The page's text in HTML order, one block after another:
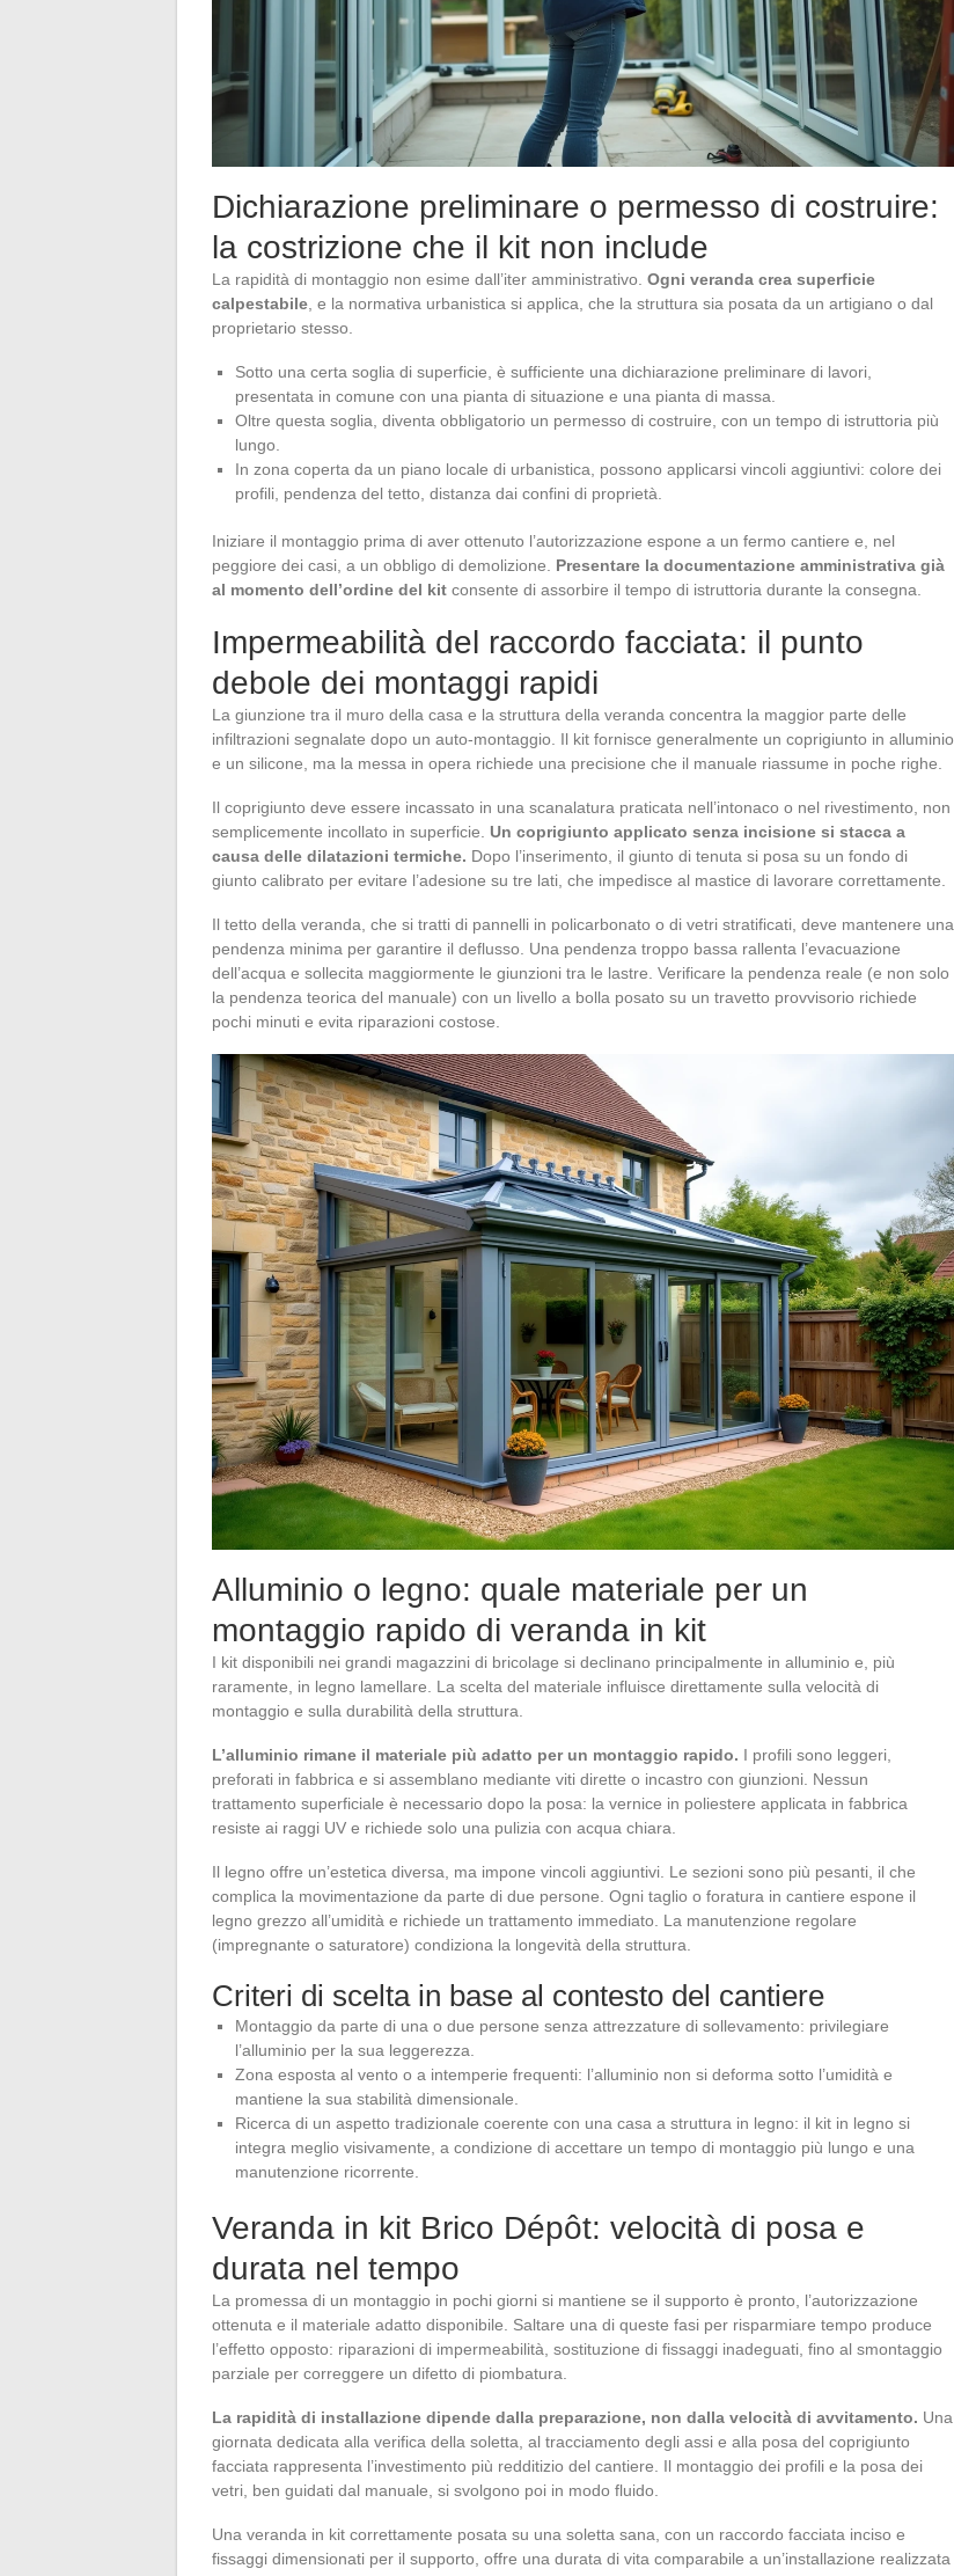
Dichiarazione preliminare o permesso di costruire:
la costrizione che il kit non include
La rapidità di montaggio non esime dall’iter amministrativo. Ogni veranda crea superficie
calpestabile , e la normativa urbanistica si applica, che la struttura sia posata da un artigiano o dal
proprietario stesso.
Sotto una certa soglia di superficie, è sufficiente una dichiarazione preliminare di lavori,
presentata in comune con una pianta di situazione e una pianta di massa.
Oltre questa soglia, diventa obbligatorio un permesso di costruire, con un tempo di istruttoria più
lungo.
In zona coperta da un piano locale di urbanistica, possono applicarsi vincoli aggiuntivi: colore dei
profili, pendenza del tetto, distanza dai confini di proprietà.
Iniziare il montaggio prima di aver ottenuto l’autorizzazione espone a un fermo cantiere e, nel
peggiore dei casi, a un obbligo di demolizione. Presentare la documentazione amministrativa già
al momento dell’ordine del kit consente di assorbire il tempo di istruttoria durante la consegna.
Impermeabilità del raccordo facciata: il punto
debole dei montaggi rapidi
La giunzione tra il muro della casa e la struttura della veranda concentra la maggior parte delle
infiltrazioni segnalate dopo un auto-montaggio. Il kit fornisce generalmente un coprigiunto in alluminio
e un silicone, ma la messa in opera richiede una precisione che il manuale riassume in poche righe.
Il coprigiunto deve essere incassato in una scanalatura praticata nell’intonaco o nel rivestimento, non
semplicemente incollato in superficie. Un coprigiunto applicato senza incisione si stacca a
causa delle dilatazioni termiche. Dopo l’inserimento, il giunto di tenuta si posa su un fondo di
giunto calibrato per evitare l’adesione su tre lati, che impedisce al mastice di lavorare correttamente.
Il tetto della veranda, che si tratti di pannelli in policarbonato o di vetri stratificati, deve mantenere una
pendenza minima per garantire il deflusso. Una pendenza troppo bassa rallenta l’evacuazione
dell’acqua e sollecita maggiormente le giunzioni tra le lastre. Verificare la pendenza reale (e non solo
la pendenza teorica del manuale) con un livello a bolla posato su un travetto provvisorio richiede
pochi minuti e evita riparazioni costose.
Alluminio o legno: quale materiale per un
montaggio rapido di veranda in kit
I kit disponibili nei grandi magazzini di bricolage si declinano principalmente in alluminio e, più
raramente, in legno lamellare. La scelta del materiale influisce direttamente sulla velocità di
montaggio e sulla durabilità della struttura.
L’alluminio rimane il materiale più adatto per un montaggio rapido. I profili sono leggeri,
preforati in fabbrica e si assemblano mediante viti dirette o incastro con giunzioni. Nessun
trattamento superficiale è necessario dopo la posa: la vernice in poliestere applicata in fabbrica
resiste ai raggi UV e richiede solo una pulizia con acqua chiara.
Il legno offre un’estetica diversa, ma impone vincoli aggiuntivi. Le sezioni sono più pesanti, il che
complica la movimentazione da parte di due persone. Ogni taglio o foratura in cantiere espone il
legno grezzo all’umidità e richiede un trattamento immediato. La manutenzione regolare
(impregnante o saturatore) condiziona la longevità della struttura.
Criteri di scelta in base al contesto del cantiere
Montaggio da parte di una o due persone senza attrezzature di sollevamento: privilegiare
l’alluminio per la sua leggerezza.
Zona esposta al vento o a intemperie frequenti: l’alluminio non si deforma sotto l’umidità e
mantiene la sua stabilità dimensionale.
Ricerca di un aspetto tradizionale coerente con una casa a struttura in legno: il kit in legno si
integra meglio visivamente, a condizione di accettare un tempo di montaggio più lungo e una
manutenzione ricorrente.
Veranda in kit Brico Dépôt: velocità di posa e
durata nel tempo
La promessa di un montaggio in pochi giorni si mantiene se il supporto è pronto, l’autorizzazione
ottenuta e il materiale adatto disponibile. Saltare una di queste fasi per risparmiare tempo produce
l’effetto opposto: riparazioni di impermeabilità, sostituzione di fissaggi inadeguati, fino al smontaggio
parziale per correggere un difetto di piombatura.
La rapidità di installazione dipende dalla preparazione, non dalla velocità di avvitamento. Una
giornata dedicata alla verifica della soletta, al tracciamento degli assi e alla posa del coprigiunto
facciata rappresenta l’investimento più redditizio del cantiere. Il montaggio dei profili e la posa dei
vetri, ben guidati dal manuale, si svolgono poi in modo fluido.
Una veranda in kit correttamente posata su una soletta sana, con un raccordo facciata inciso e
fissaggi dimensionati per il supporto, offre una durata di vita comparabile a un’installazione realizzata